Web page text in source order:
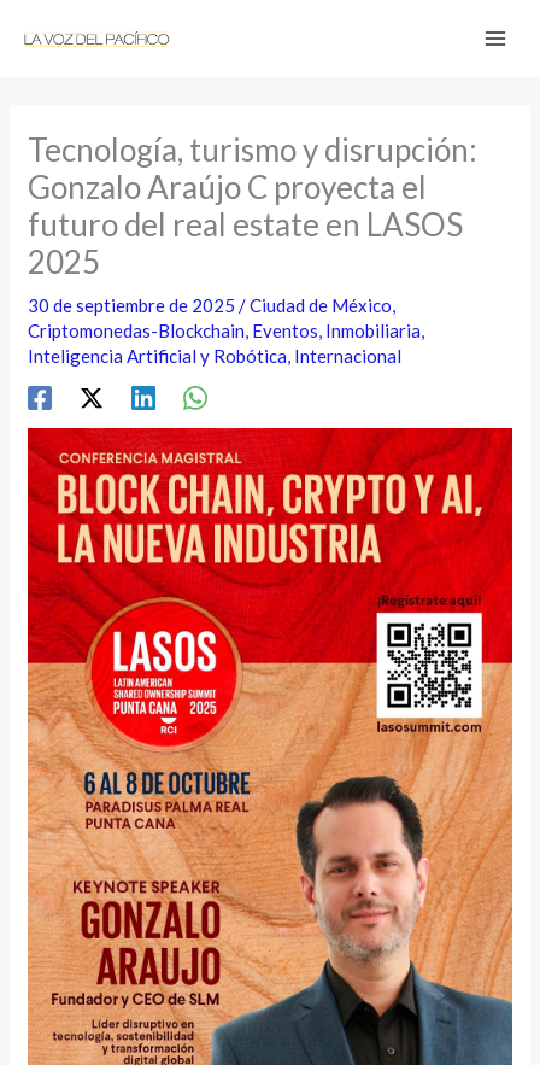
Tecnología, turismo y disrupción:
Gonzalo Araújo C proyecta el
futuro del real estate en LASOS
2025
30 de septiembre de 2025/Ciudad de México,
Criptomonedas-Blockchain, Eventos, Inmobiliaria,
Inteligencia Artificial y Robótica, Internacional